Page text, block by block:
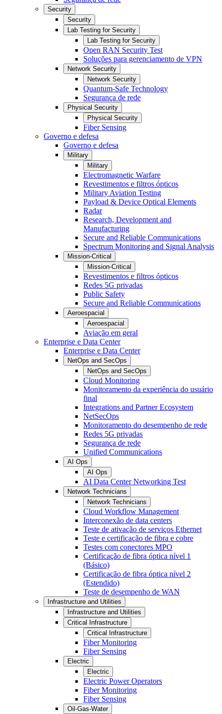
Security
Security
Lab Testing for Security
Lab Testing for Security
Open RAN Security Test
Soluções para gerenciamento de VPN
Network Security
Network Security
Quantum-Safe Technology
Segurança de rede
Physical Security
Physical Security
Fiber Sensing
Governo e defesa
Governo e defesa
Military
Military
Electromagnetic Warfare
Revestimentos e filtros ópticos
Military Aviation Testing
Payload & Device Optical Elements
Radar
Research, Development and
Manufacturing
Secure and Reliable Communications
Spectrum Monitoring and Signal Analysis
Mission-Critical
Mission-Critical
Revestimentos e filtros ópticos
Redes 5G privadas
Public Safety
Secure and Reliable Communications
Aeroespacial
Aeroespacial
Aviação em geral
Enterprise e Data Center
Enterprise e Data Center
NetOps and SecOps
NetOps and SecOps
Cloud Monitoring
Monitoramento da experiência do usuário
final
Integrations and Partner Ecosystem
NetSecOps
Monitoramento do desempenho de rede
Redes 5G privadas
Segurança de rede
Unified Communications
AI Ops
AI Ops
AI Data Center Networking Test
Network Technicians
Network Technicians
Cloud Workflow Management
Interconexão de data centers
Teste de ativação de serviços Ethernet
Teste e certificação de fibra e cobre
Testes com conectores MPO
Certificação de fibra óptica nível 1
(Básico)
Certificação de fibra óptica nível 2
(Estendido)
Teste de desempenho de WAN
Infrastructure and Utilities
Infrastructure and Utilities
Critical Infrastructure
Critical Infrastructure
Fiber Monitoring
Fiber Sensing
Electric
Electric
Electric Power Operators
Fiber Monitoring
Fiber Sensing
Oil-Gas-Water